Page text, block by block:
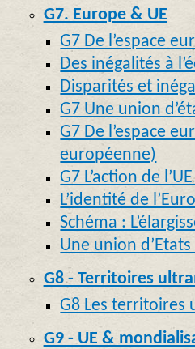
G7. Europe & UE
G7 De l’espace
Des inégalités à
Disparités et
G7 Une union
G7 De l’espace
européenne)
G7 L’action de
L’identité de
Schéma :
Une union
G8 - Territoires
G8 Les territoires
G9 - UE &